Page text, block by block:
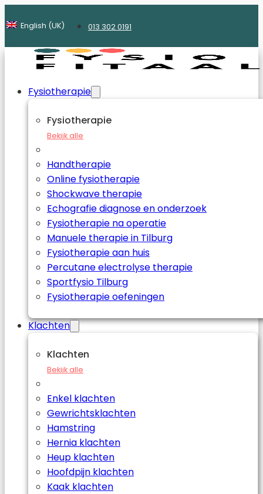
English (UK) 013 302 0191
Fysiotherapie
Fysiotherapie
Bekijk alle
Handtherapie
Online fysiotherapie
Shockwave therapie
Echografie diagnose en onderzoek
Fysiotherapie na operatie
Manuele therapie in Tilburg
Fysiotherapie aan huis
Percutane electrolyse therapie
Sportfysio Tilburg
Fysiotherapie oefeningen
Klachten
Klachten
Bekijk alle
Enkel klachten
Gewrichtsklachten
Hamstring
Hernia klachten
Heup klachten
Hoofdpijn klachten
Kaak klachten